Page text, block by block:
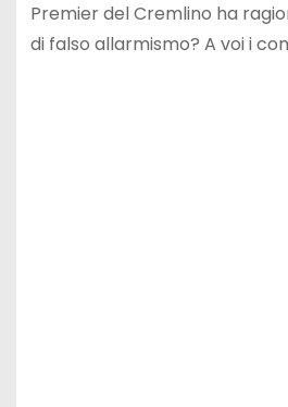
Premier del Cremlino ha
di falso allarmismo? A voi i